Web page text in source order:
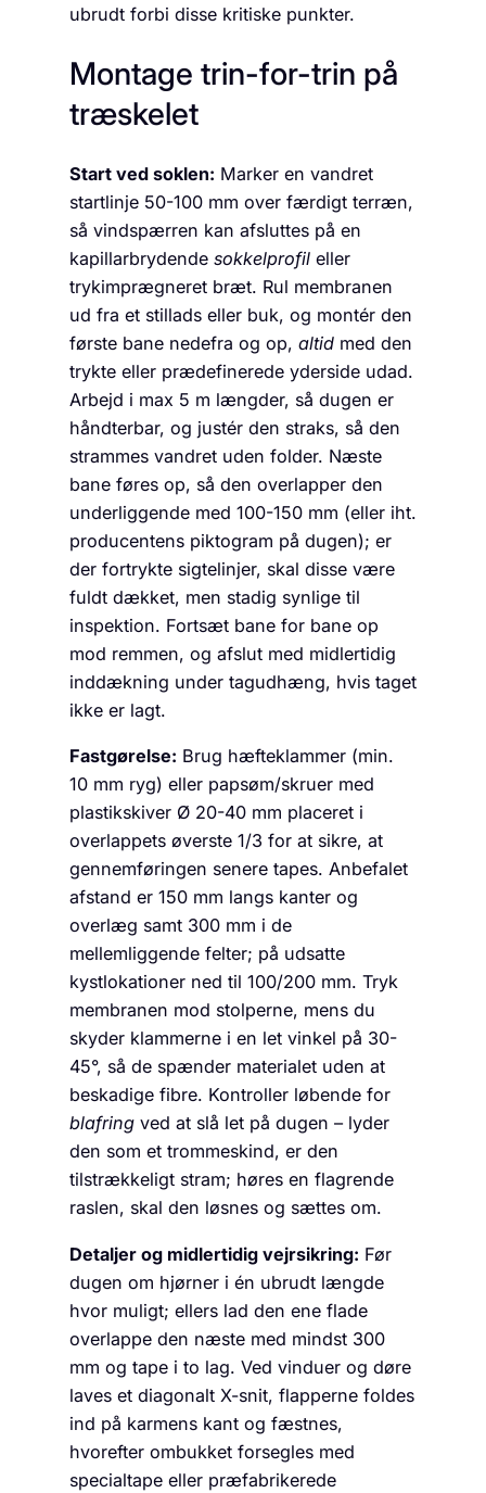
ubrudt forbi disse kritiske punkter.
Montage trin-for-trin på
træskelet
Start ved soklen: Marker en vandret
startlinje 50-100 mm over færdigt terræn,
så vindspærren kan afsluttes på en
kapillarbrydende sokkelprofil eller
trykimprægneret bræt. Rul membranen
ud fra et stillads eller buk, og montér den
første bane nedefra og op, altid med den
trykte eller prædefinerede yder­side udad.
Arbejd i max 5 m længder, så dugen er
håndterbar, og justér den straks, så den
strammes vandret uden folder. Næste
bane føres op, så den overlapper den
underliggende med 100-150 mm (eller iht.
producentens piktogram på dugen); er
der fortrykte sigtelinjer, skal disse være
fuldt dækket, men stadig synlige til
inspektion. Fortsæt bane for bane op
mod remmen, og afslut med midlertidig
inddækning under tagudhæng, hvis taget
ikke er lagt.
Fastgørelse: Brug hæfteklammer (min.
10 mm ryg) eller papsøm/skruer med
plastikskiver Ø 20-40 mm placeret i
overlappets øverste 1/3 for at sikre, at
gennemføringen senere tapes. Anbefalet
afstand er 150 mm langs kanter og
overlæg samt 300 mm i de
mellemliggende felter; på udsatte
kystlokationer ned til 100/200 mm. Tryk
membranen mod stolperne, mens du
skyder klammerne i en let vinkel på 30-
45°, så de spænder materialet uden at
beskadige fibre. Kontroller løbende for
blafring ved at slå let på dugen – lyder
den som et trommeskind, er den
tilstrækkeligt stram; høres en flagrende
raslen, skal den løsnes og sættes om.
Detaljer og midlertidig vejrsikring: Før
dugen om hjørner i én ubrudt længde
hvor muligt; ellers lad den ene flade
overlappe den næste med mindst 300
mm og tape i to lag. Ved vinduer og døre
laves et diagonalt X-snit, flapperne foldes
ind på karmens kant og fæstnes,
hvorefter ombukket forsegles med
specialtape eller præfabrikerede